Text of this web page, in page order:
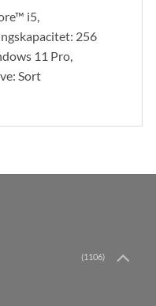
i5,
256
11 Pro,
Sort
(1106)